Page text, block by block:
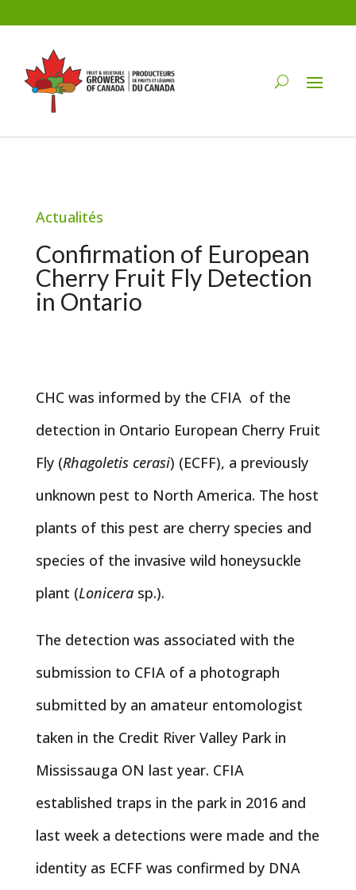
Actualités
Confirmation of European
Cherry Fruit Fly Detection
in Ontario
CHC was informed by the CFIA of the
detection in Ontario European Cherry Fruit
Fly (Rhagoletis cerasi) (ECFF), a previously
unknown pest to North America. The host
plants of this pest are cherry species and
species of the invasive wild honeysuckle
plant (Lonicerasp.).
The detection was associated with the
submission to CFIA of a photograph
submitted by an amateur entomologist
taken in the Credit River Valley Park in
Mississauga ON last year. CFIA
established traps in the park in 2016 and
last week a detections were made and the
identity as ECFF was confirmed by DNA